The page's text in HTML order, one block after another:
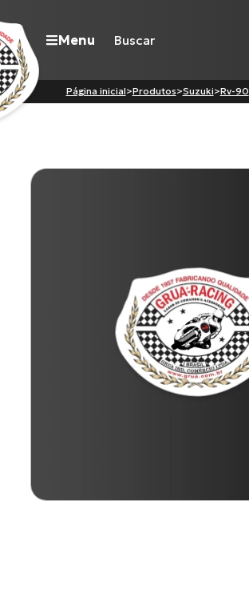
Menu
Página inicial>Produtos>Suzuki>Rv-90